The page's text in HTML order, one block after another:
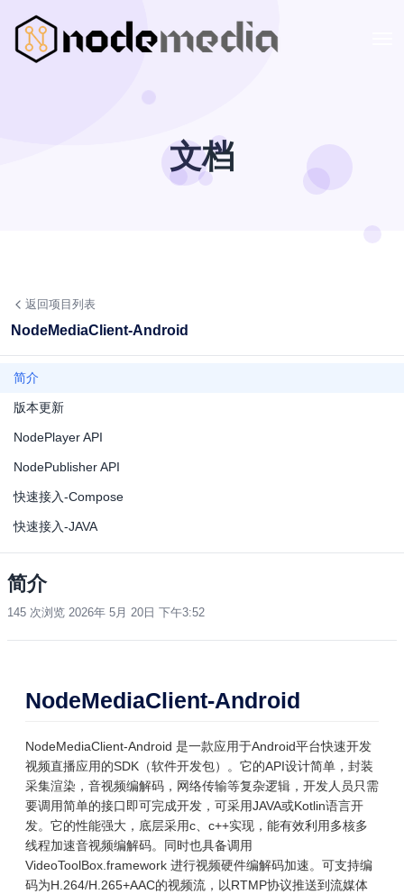
文档
返回项目列表
NodeMediaClient-Android
简介
版本更新
NodePlayer API
NodePublisher API
快速接入-Compose
快速接入-JAVA
简介
145 次浏览 2026年 5月 20日 下午3:52
NodeMediaClient-Android
NodeMediaClient-Android 是一款应用于Android平台快速开发
视频直播应用的SDK（软件开发包）。它的API设计简单，封装
采集渲染，音视频编解码，网络传输等复杂逻辑，开发人员只需
要调用简单的接口即可完成开发，可采用JAVA或Kotlin语言开
发。它的性能强大，底层采用c、c++实现，能有效利用多核多
线程加速音视频编解码。同时也具备调用
VideoToolBox.framework 进行视频硬件编解码加速。可支持编
码为H.264/H.265+AAC的视频流，以RTMP协议推送到流媒体